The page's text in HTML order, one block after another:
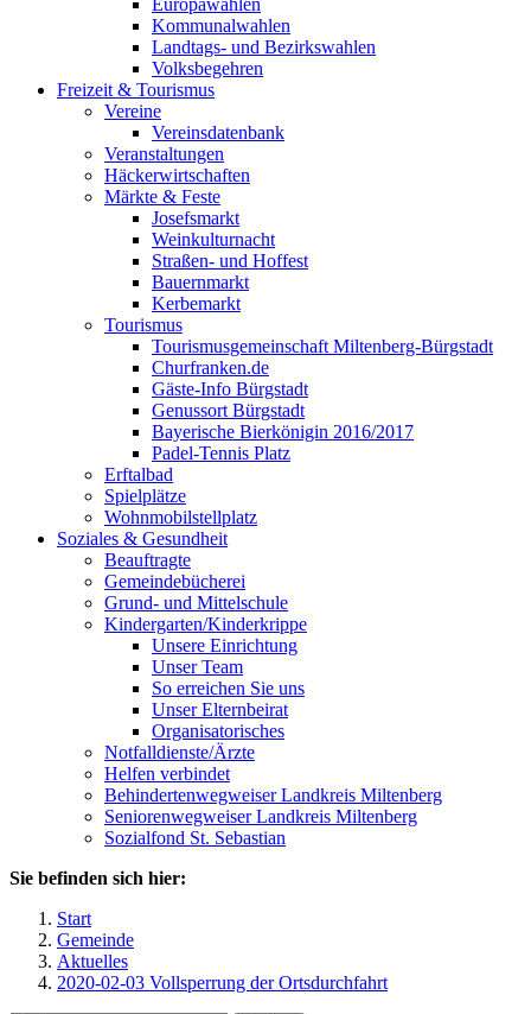
Europawahlen
Kommunalwahlen
Landtags- und Bezirkswahlen
Volksbegehren
Freizeit & Tourismus
Vereine
Vereinsdatenbank
Veranstaltungen
Häckerwirtschaften
Märkte & Feste
Josefsmarkt
Weinkulturnacht
Straßen- und Hoffest
Bauernmarkt
Kerbemarkt
Tourismus
Tourismusgemeinschaft Miltenberg-Bürgstadt
Churfranken.de
Gäste-Info Bürgstadt
Genussort Bürgstadt
Bayerische Bierkönigin 2016/2017
Padel-Tennis Platz
Erftalbad
Spielplätze
Wohnmobilstellplatz
Soziales & Gesundheit
Beauftragte
Gemeindebücherei
Grund- und Mittelschule
Kindergarten/Kinderkrippe
Unsere Einrichtung
Unser Team
So erreichen Sie uns
Unser Elternbeirat
Organisatorisches
Notfalldienste/Ärzte
Helfen verbindet
Behindertenwegweiser Landkreis Miltenberg
Seniorenwegweiser Landkreis Miltenberg
Sozialfond St. Sebastian
Sie befinden sich hier:
Start
Gemeinde
Aktuelles
2020-02-03 Vollsperrung der Ortsdurchfahrt